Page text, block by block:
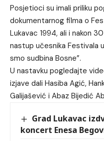
Posjetioci su imali priliku
dokumentarnog filma o
Lukavac 1994, ali i nakon
nastup učesnika Festivala
smo sudbina Bosne”.
U nastavku pogledajte
izjave dali Hasiba Agić,
Galijašević i Abaz Bijedić
Grad Lukavac
koncert Enesa